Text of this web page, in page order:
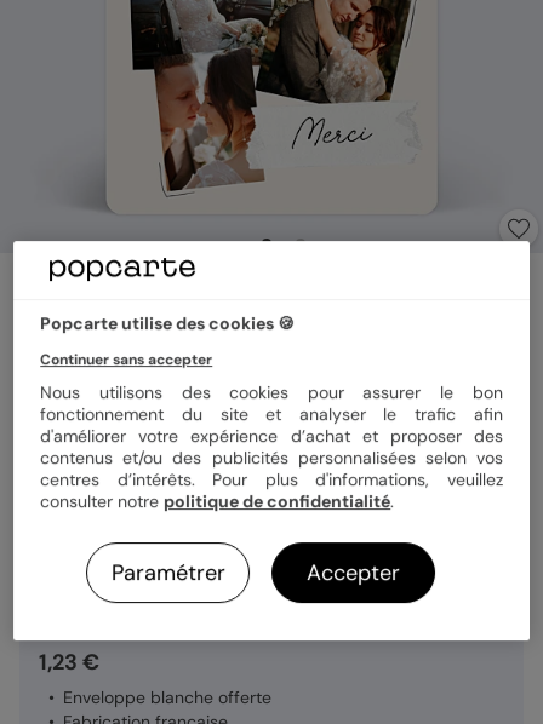
Carte remerciement mariage
Format 12x17 cm
Papier Papier Satiné
Quantité Échantillon personnalisé
1,23 €
Enveloppe blanche offerte
Popcarte utilise des cookies 🍪
Continuer sans accepter
Nous utilisons des cookies pour assurer le bon
fonctionnement du site et analyser le trafic afin
d'améliorer votre expérience d’achat et proposer des
contenus et/ou des publicités personnalisées selon vos
centres d’intérêts. Pour plus d'informations, veuillez
consulter notre politique de confidentialité.
Paramétrer Accepter